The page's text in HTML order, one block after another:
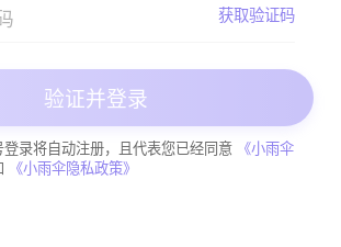
获取验证码
验证并登录
录将自动注册，且代表您已经同意
《小雨伞
《小雨伞隐私政策》